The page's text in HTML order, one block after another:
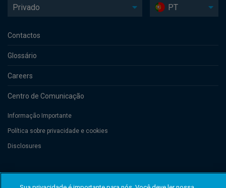
Privado PT
Contactos
Glossário
Careers
Centro de Comunicação
Informação Importante
Política sobre privacidade e cookies
Disclosures
de Commerce et des Sociétés (Luxembourg), No. B 110242 and/or